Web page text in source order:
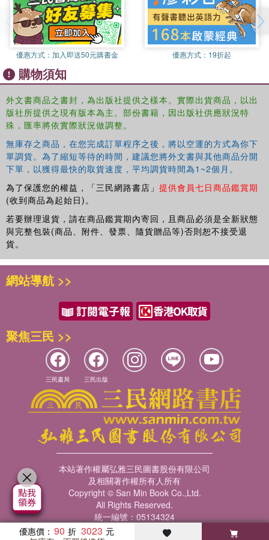
provides a new perspective on China's national
modernisation project, clarifying the processes occurring
across national boundaries and illustrating how China has
negotiated the basis for belonging to its national project
under the challenge to modernise amid both domestic and
global transformations.
This book will be of interest to students and scholars of
Asian politics, Chinese politics, nationalism,
transnationalism and regionalism.
優惠方式： 加入即送50元購書金 優惠方式： 19折起
購物須知
外文書商品之書封，為出版社提供之樣本。實際出貨商品，以出
版社所提供之現有版本為主。部份書籍，因出版社供應狀況特
殊，匯率將依實際狀況做調整。
無庫存之商品，在您完成訂單程序之後，將以空運的方式為你下
單調貨。為了縮短等待的時間，建議您將外文書與其他商品分開
下單，以獲得最快的取貨速度，平均調貨時間為1~2個月。
為了保護您的權益，「三民網路書店」 提供會員七日商品鑑賞期
(收到商品為起始日)。
若要辦理退貨，請在商品鑑賞期內寄回，且商品必須是全新狀態
與完整包裝(商品、附件、發票、隨貨贈品等)否則恕不接受退
貨。
優惠價： 90 3023
網站導航 >>
聚焦三民 >>
三民書局 三民出版
本站著作權屬弘雅三民圖書股份有限公司
及相關著作權所有人所有
Copyright © San Min Book Co.,Ltd.
All Rights Reserved.
統一編號：05134324